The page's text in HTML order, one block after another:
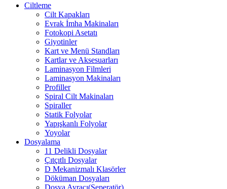
Ciltleme
Cilt Kapakları
Evrak İmha Makinaları
Fotokopi Asetatı
Giyotinler
Kart ve Menü Standları
Kartlar ve Aksesuarları
Laminasyon Filmleri
Laminasyon Makinaları
Profiller
Spiral Cilt Makinaları
Spiraller
Statik Folyolar
Yapışkanlı Folyolar
Yoyolar
Dosyalama
11 Delikli Dosyalar
Çıtçıtlı Dosyalar
D Mekanizmalı Klasörler
Döküman Dosyaları
Dosya Ayracı(Seperatör)